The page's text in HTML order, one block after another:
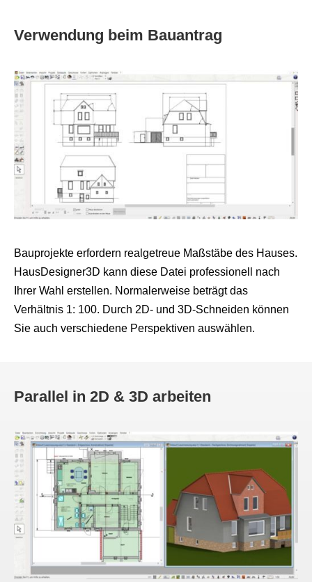
Verwendung beim Bauantrag
Bauprojekte erfordern realgetreue Maßstäbe des Hauses.
HausDesigner3D kann diese Datei professionell nach
Ihrer Wahl erstellen. Normalerweise beträgt das
Verhältnis 1: 100. Durch 2D- und 3D-Schneiden können
Sie auch verschiedene Perspektiven auswählen.
Parallel in 2D & 3D arbeiten